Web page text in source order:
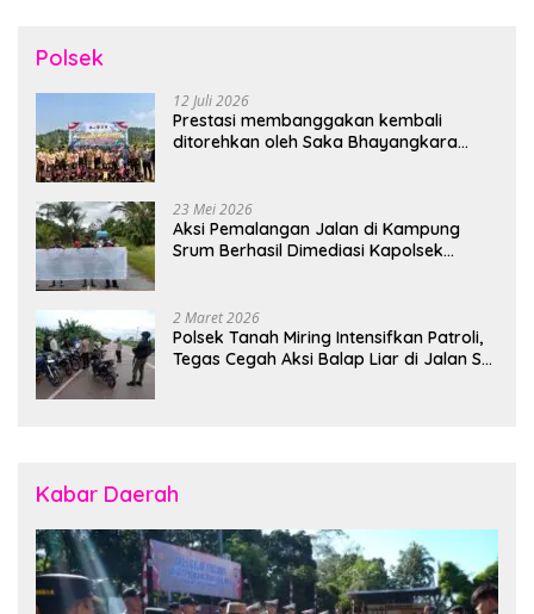
Polsek
12 Juli 2026
Prestasi membanggakan kembali
ditorehkan oleh Saka Bhayangkara
23 Mei 2026
Aksi Pemalangan Jalan di Kampung
Srum Berhasil Dimediasi Kapolsek
2 Maret 2026
Polsek Tanah Miring Intensifkan Patroli,
Tegas Cegah Aksi Balap Liar di Jalan SP
Kabar Daerah